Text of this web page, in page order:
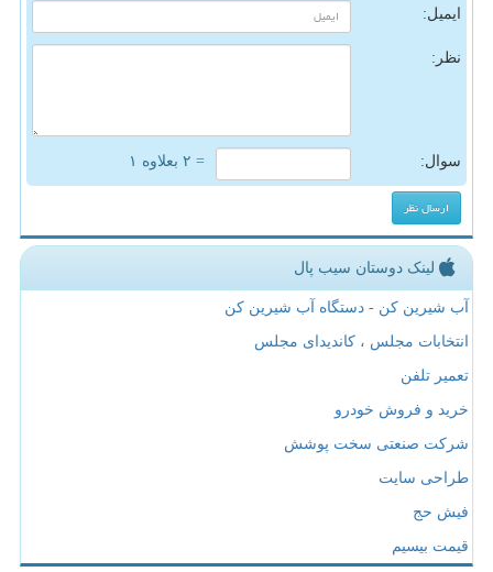
ایمیل:
نظر:
سوال: = ۲ بعلاوه ۱
لینک دوستان سیب پال
آب شیرین کن - دستگاه آب شیرین کن
انتخابات مجلس ، کاندیدای مجلس
تعمیر تلفن
خرید و فروش خودرو
شرکت صنعتی سخت پوشش
طراحی سایت
فیش حج
قیمت بیسیم